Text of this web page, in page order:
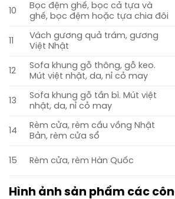
10
Bọc đệm ghế, bọc cả tựa và
ghế, bọc đệm hoặc tựa chia đôi
Vách gương quả trám, gương
Việt Nhật
12
Sofa khung gỗ thông, gỗ keo.
Mút việt nhật, da, nỉ cỏ may
13
Sofa khung gỗ tần bì. Mút việt
nhật, da, nỉ cỏ may
14
Rèm cửa, rèm cầu vồng Nhật
Bản, rèm cửa sổ
15 Rèm cửa, rèm Hàn Quốc
Hình ảnh sản phẩm các